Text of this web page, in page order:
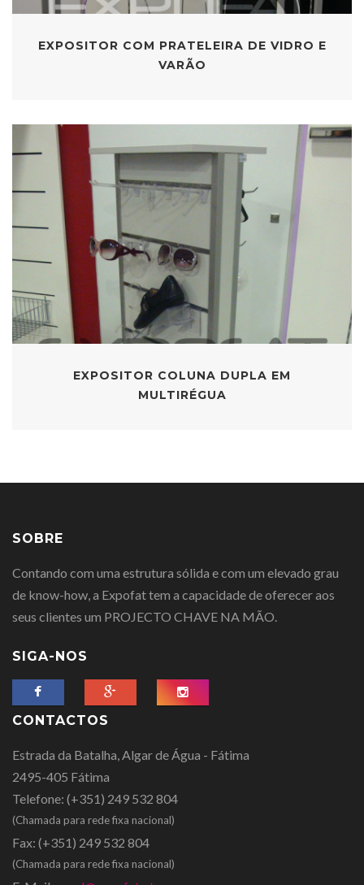
EXPOSITOR COM PRATELEIRA DE VIDRO E
VARÃO
EXPOSITOR COLUNA DUPLA EM
MULTIRÉGUA
SOBRE
Contando com uma estrutura sólida e com um elevado grau
de know-how, a Expofat tem a capacidade de oferecer aos
seus clientes um PROJECTO CHAVE NA MÃO.
SIGA-NOS
CONTACTOS
Estrada da Batalha, Algar de Água - Fátima
2495-405 Fátima
Telefone: (+351) 249 532 804
(Chamada para rede fixa nacional)
Fax: (+351) 249 532 804
(Chamada para rede fixa nacional)